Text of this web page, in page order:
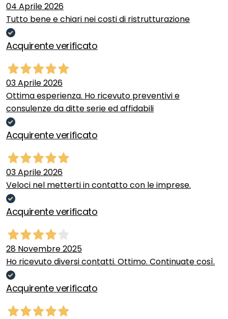
04 Aprile 2026
Tutto bene e chiari nei costi di ristrutturazione
Acquirente verificato
03 Aprile 2026
Ottima esperienza. Ho ricevuto preventivi e
consulenze da ditte serie ed affidabili
Acquirente verificato
03 Aprile 2026
Veloci nel metterti in contatto con le imprese.
Acquirente verificato
28 Novembre 2025
Ho ricevuto diversi contatti. Ottimo. Continuate così.
Acquirente verificato